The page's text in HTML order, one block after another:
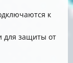
к
для защиты от